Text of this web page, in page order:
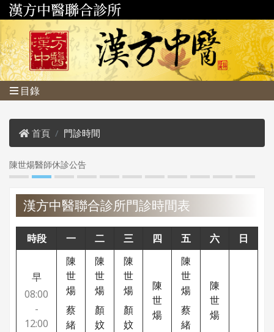
目錄
首頁 門診時間
陳世煬醫師休診公告
漢方中醫聯合診所門診時間表
時段 一 二 三 四 五 六 日
早
08:00
-
12:00
陳
世
煬
蔡
緒
陳
世
煬
顏
妏
陳
世
煬
顏
妏
陳
世
煬
陳
世
煬
蔡
緒
陳
世
煬